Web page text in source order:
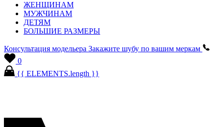
ЖЕНЩИНАМ
МУЖЧИНАМ
ДЕТЯМ
БОЛЬШИЕ РАЗМЕРЫ
Консультация модельера Закажите шубу по вашим меркам
0
{{ ELEMENTS.length }}